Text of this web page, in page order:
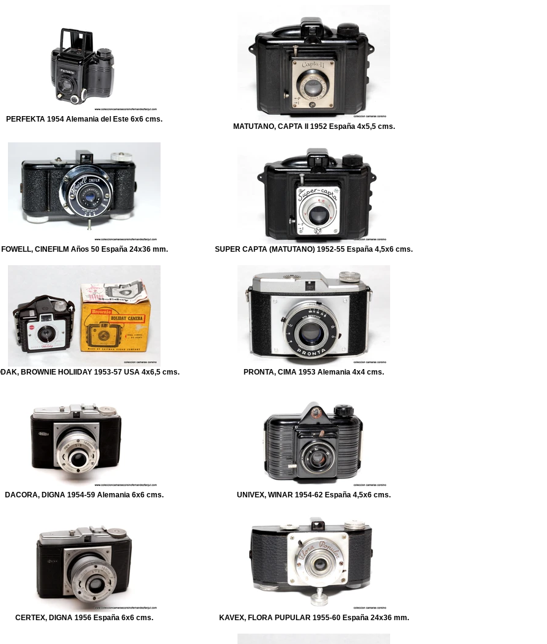
PERFEKTA 1954 Alemania del Este 6x6 cms.
MATUTANO, CAPTA II 1952 España 4x5,5 cms.
FOWELL, CINEFILM Años 50 España 24x36 mm. SUPER CAPTA (MATUTANO) 1952-55 España 4,5x6 cms.
BROWNIE HOLIIDAY 1953-57 USA 4x6,5 cms. PRONTA, CIMA 1953 Alemania 4x4 cms.
DACORA, DIGNA 1954-59 Alemania 6x6 cms. UNIVEX, WINAR 1954-62 España 4,5x6 cms.
CERTEX, DIGNA 1956 España 6x6 cms. KAVEX, FLORA PUPULAR 1955-60 España 24x36 mm.